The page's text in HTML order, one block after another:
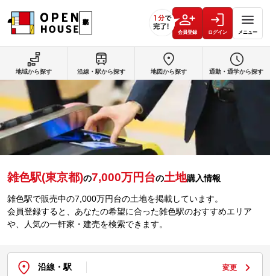
会員登録 ログイン メニュー
雑色駅(東京都)の7,000万円台の土地購入情報
雑色駅で販売中の7,000万円台の土地を掲載しています。
会員登録すると、あなたの希望に合った雑色駅のおすすめエリア
や、人気の一軒家・建売を検索できます。
沿線・駅 変更
地域から探す 沿線・駅から探す 地図から探す 通勤・通学から探す